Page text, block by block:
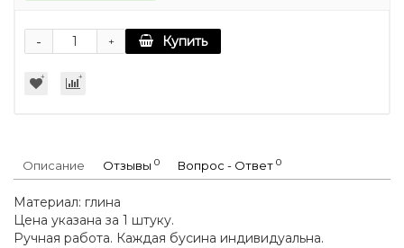
+
- Купить
Описание Отзывы 0 Вопрос - Ответ 0
Материал: глина
Цена указана за 1 штуку.
Ручная работа. Каждая бусина индивидуальна.